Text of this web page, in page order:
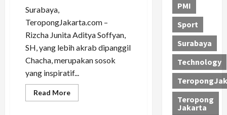
Surabaya,
TeropongJakarta.com –
Rizcha Junita Aditya Soffyan,
SH, yang lebih akrab dipanggil
Chacha, merupakan sosok
yang inspiratif...
Read MoreRead
more
PMI
Sport
Surabaya
Technology
Teropong
Jakarta